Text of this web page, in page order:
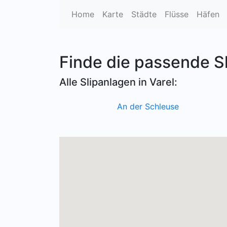
Home Karte Städte Flüsse Häfen
Finde die passende
Alle Slipanlagen in Varel:
An der Schleuse